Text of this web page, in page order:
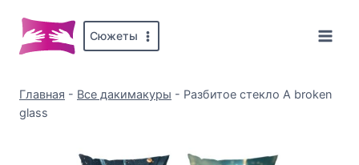
содержимому
Сюжеты
Главная - Все дакимакуры - Разбитое стекло A broken
glass